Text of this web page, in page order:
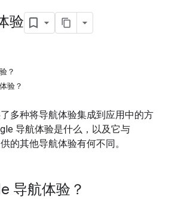
验
？
验？
多种将导航体验集成到应用中的方
导航体验是什么，以及它与
的其他导航体验有何不同。
导航体验？